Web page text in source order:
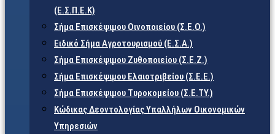
(Ε.Σ.Π.Ε.Κ)
Σήμα Επισκέψιμου Οινοποιείου (Σ.Ε.Ο.)
Ειδικό Σήμα Αγροτουρισμού (Ε.Σ.Α.)
Σήμα Επισκέψιμου Ζυθοποιείου (Σ.Ε.Ζ.)
Σήμα Επισκέψιμου Ελαιοτριβείου (Σ.Ε.Ε.)
Σήμα Επισκέψιμου Τυροκομείου (Σ.Ε.TY.)
Κώδικας Δεοντολογίας Υπαλλήλων Οικονομικών
Υπηρεσιών